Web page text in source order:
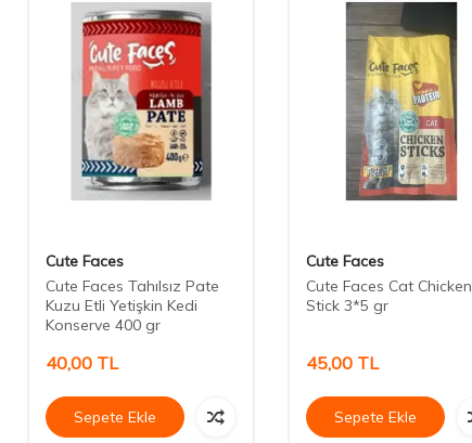
Cute Faces
Cute Faces Tahılsız Pate
Kuzu Etli Yetişkin Kedi
Konserve 400 gr
40,00 TL
Sepete Ekle
Cute Faces
Cute Faces Cat Chicken
Stick 3*5 gr
45,00 TL
Sepete Ekle